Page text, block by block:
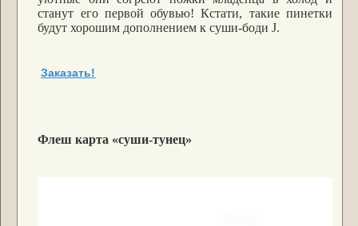
станут его первой обувью! Кстати, такие пинетки
будут хорошим дополнением к суши-бодиJ.
Заказать!
Флеш карта «суши-тунец»